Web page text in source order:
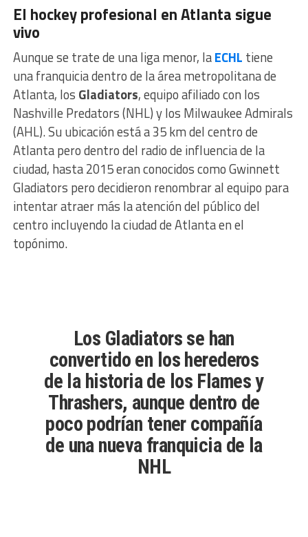
El hockey profesional en Atlanta sigue
vivo
Aunque se trate de una liga menor, laECHL tiene
una franquicia dentro de la área metropolitana de
Atlanta, los Gladiators, equipo afiliado con los
Nashville Predators (NHL) y los Milwaukee Admirals
(AHL). Su ubicación está a 35 km del centro de
Atlanta pero dentro del radio de influencia de la
ciudad, hasta 2015 eran conocidos como Gwinnett
Gladiators pero decidieron renombrar al equipo para
intentar atraer más la atención del público del
centro incluyendo la ciudad de Atlanta en el
topónimo.
Los Gladiators se han
convertido en los herederos
de la historia de los Flames y
Thrashers, aunque dentro de
poco podrían tener compañía
de una nueva franquicia de la
NHL